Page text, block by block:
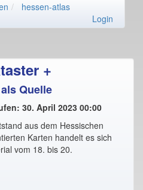
hessen-atlas
Login
+
Quelle
30. April 2023 00:00
aus dem Hessischen
Karten handelt es sich
vom 18. bis 20.